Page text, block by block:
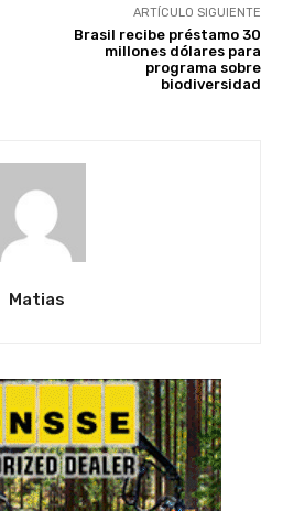
ARTÍCULO SIGUIENTE
Brasil recibe préstamo 30
millones dólares para
programa sobre
biodiversidad
Matias